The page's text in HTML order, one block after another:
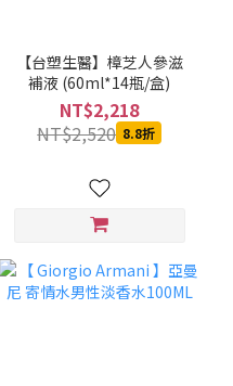
【台塑生醫】樟芝人參滋
補液 (60ml*14瓶/盒)
NT$2,218
NT$2,520 8.8折